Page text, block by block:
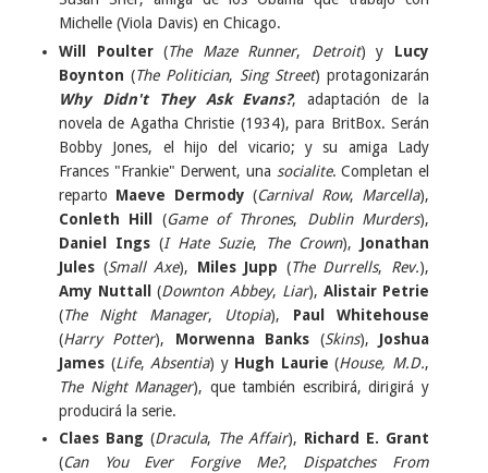
Michelle (Viola Davis) en Chicago.
Will Poulter(The Maze Runner, Detroit) y Lucy
Boynton (The Politician, Sing Street) protagonizarán
Why Didn't They Ask Evans?, adaptación de la
novela de Agatha Christie (1934), para BritBox. Serán
Bobby Jones, el hijo del vicario; y su amiga Lady
Frances "Frankie" Derwent, una socialite. Completan el
reparto Maeve Dermody (Carnival Row, Marcella),
Conleth Hill
(Game of Thrones, Dublin Murders),
Daniel Ings (I Hate Suzie, The Crown), Jonathan
Jules (Small Axe), Miles Jupp (The Durrells, Rev.),
Amy Nuttall
(Downton Abbey, Liar), Alistair Petrie
(The Night Manager, Utopia), Paul Whitehouse
(Harry Potter), Morwenna Banks (Skins), Joshua
James (Life,Absentia) y Hugh Laurie (House, M.D.,
The Night Manager), que también escribirá, dirigirá y
producirá la serie.
Claes Bang (Dracula, The Affair), Richard E. Grant
(Can You Ever Forgive Me?, Dispatches From